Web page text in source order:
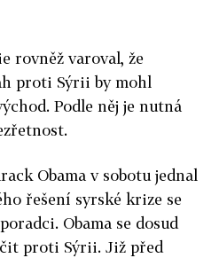
rovněž varoval, že
proti Sýrii by mohl
Podle něj je nutná
Obama v sobotu jednal
řešení syrské krize se
Obama se dosud
proti Sýrii. Již před